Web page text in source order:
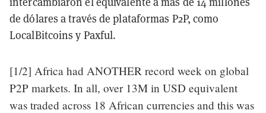
de dólares a través de plataformas P2P, como
LocalBitcoins y Paxful.
[1/2] Africa had ANOTHER record week on global
P2P markets. In all, over 13M in USD equivalent
was traded across 18 African currencies and this was